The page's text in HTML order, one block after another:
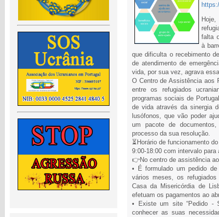
falta
à
que dificulta o recebimento
de atendimento de
vida, por sua vez, agrava
O Centro de Assistência aos
entre os refugiados
programas sociais de
de vida através da sinergia
lusófonos, que vão poder
um pacote de
processo da sua resolução.
⏳Horário de funcionamento
9:00-18:00 com intervalo para
👉No centro de assistência
• É formulado um pedido
vários meses, os
Casa da Misericórdia de
efetuam os pagamentos ao
• Existe um site “Pedido -
conhecer as suas